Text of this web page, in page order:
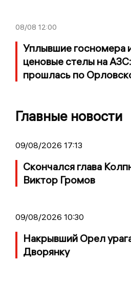
08/08 12:00
Уплывшие госномера
ценовые стелы на
прошлась по
Главные новости
09/08/2026 17:13
Скончался глава
Виктор Громов
09/08/2026 10:30
Накрывший Орел
Дворянку